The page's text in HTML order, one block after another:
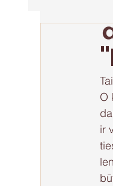
O
ir